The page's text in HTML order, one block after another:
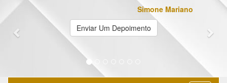
Simone Mariano
Enviar Um Depoimento